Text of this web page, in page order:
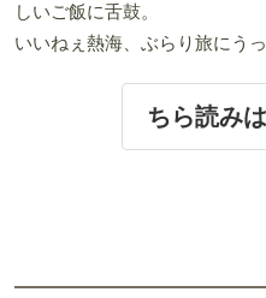
しいご飯に舌鼓。
いいねぇ熱海、ぶらり旅にう
ちら読み